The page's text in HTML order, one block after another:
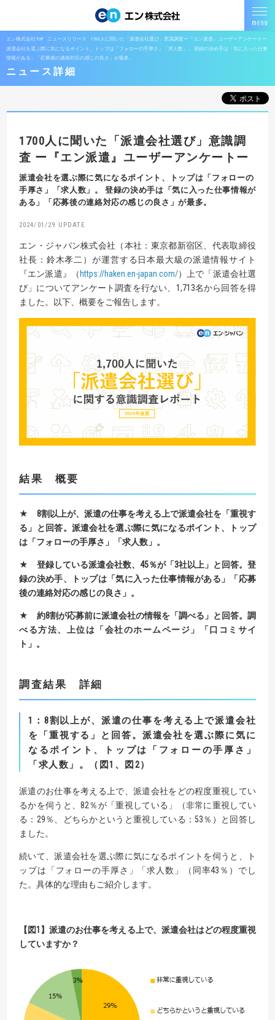
エン株式会社TOP ニュースリリース
1700人に聞いた「派遣会社選び」意識調査ー『エン派遣』ユーザーアンケートー
派遣会社を選ぶ際に気になるポイント、トップは「フォローの手厚さ」「求人数」。 登録の決め手は「気に入った仕事
情報がある」「応募後の連絡対応の感じの良さ」が最多。
ニュース詳細
1700人に聞いた「派遣会社選び」意識調
査 ー『エン派遣』ユーザーアンケートー
派遣会社を選ぶ際に気になるポイント、トップは「フォローの
手厚さ」「求人数」。登録の決め手は「気に入った仕事情報が
ある」「応募後の連絡対応の感じの良さ」が最多。
2024/01/29
エン・ジャパン株式会社（本社：東京都新宿区、代表取締役
社長：鈴木孝二）が運営する日本最大級の派遣情報サイト
『エン派遣』（ https://haken.en-japan.com/）上で「派遣会社選
び」についてアンケート調査を行ない、1,713名から回答を得
ました。以下、概要をご報告します。
結果 概要
★ 8割以上が、派遣の仕事を考える上で派遣会社を「重視す
る」と回答。 派遣会社を選ぶ際に気になるポイント、トップ
は「フォローの手厚さ」「求人数」。
★ 登録している派遣会社数、 45％が「3社以上」と回答。 登
録の決め手、トップは「気に入った仕事情報がある」「応募
後の連絡対応の感じの良さ」。
★ 約8割が応募前に派遣会社の情報を「調べる」と回答。 調
べる方法、上位は「会社のホームページ」「口コミサイ
ト」。
調査結果 詳細
1 ： 8割以上が、派遣の仕事を考える上で派遣会社
を「重視する」と回答。 派遣会社を選ぶ際に気に
なるポイント、トップは「フォローの手厚さ」
「求人数」。（図1 、図 2）
派遣のお仕事を考える上で、派遣会社をどの程度重視してい
るかを伺うと、82％が「重視している」（非常に重視してい
る：29％、どちらかというと重視している：53％）と回答し
ました。
続いて、派遣会社を選ぶ際に気になるポイントを伺うと、ト
ップは「フォローの手厚さ」「求人数」（同率43％）でし
た。具体的な理由もご紹介します。
【 図1】派遣のお仕事を考える上で、派遣会社はどの程度重視
していますか？